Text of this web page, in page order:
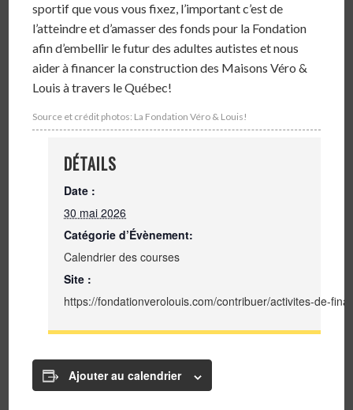
sportif que vous vous fixez, l’important c’est de
l’atteindre et d’amasser des fonds pour la Fondation
afin d’embellir le futur des adultes autistes et nous
aider à financer la construction des Maisons Véro &
Louis à travers le Québec!
Source et crédit photos: La Fondation Véro & Louis!
DÉTAILS
Date :
30 mai 2026
Catégorie d’Évènement:
Calendrier des courses
Site :
https://fondationverolouis.com/contribuer/activites-de-
Ajouter au calendrier